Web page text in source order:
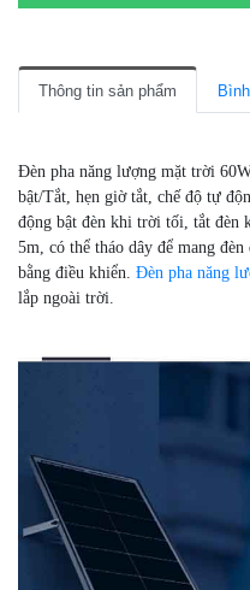
Thông tin sản phẩm
Đèn pha năng lượng mặt trời
bật/Tắt, hẹn giờ tắt, chế độ tự
động bật đèn khi trời tối, tắt đèn
5m, có thể tháo dây để mang
bằng điều khiển. Đèn pha năng
lắp ngoài trời.